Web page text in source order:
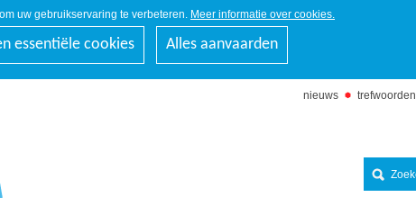
uw gebruikservaring te verbeteren. Meer informatie over cookies.
essentiële cookies Alles aanvaarden
nieuws trefwoorden